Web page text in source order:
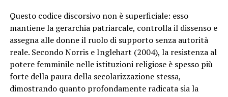
Questo codice discorsivo non è superficiale: esso
mantiene la gerarchia patriarcale, controlla il dissenso e
assegna alle donne il ruolo di supporto senza autorità
reale. Secondo Norris e Inglehart (2004), la resistenza al
potere femminile nelle istituzioni religiose è spesso più
forte della paura della secolarizzazione stessa,
dimostrando quanto profondamente radicata sia la